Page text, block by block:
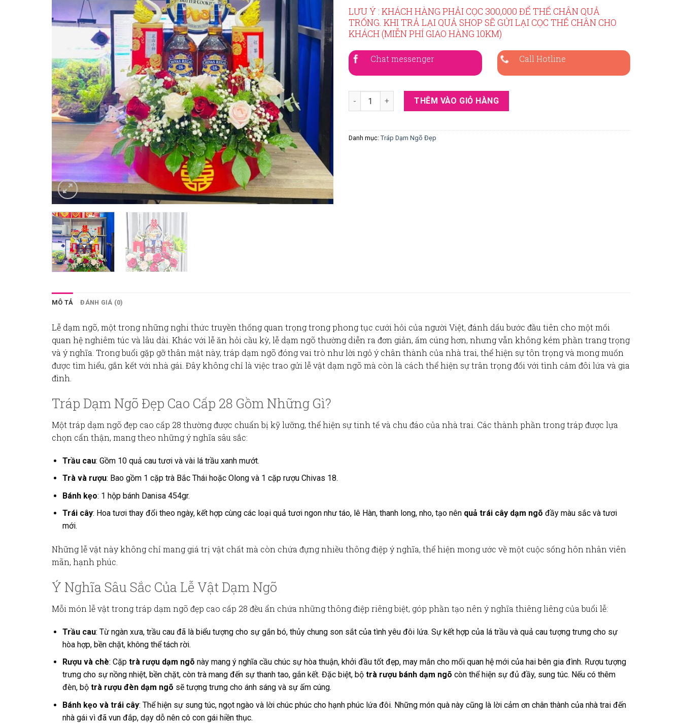
LƯU Ý : KHÁCH HÀNG PHẢI CỌC 300,000 ĐỂ THẾ CHÂN QUẢ
TRỐNG. KHI TRẢ LẠI QUẢ SHOP SẼ GỬI LẠI CỌC THẾ CHÂN CHO
KHÁCH (MIỄN PHÍ GIAO HÀNG 10KM)
Chat messenger Call Hotline
Tráp Dạm Ngõ Đẹp Cao Cấp 28 số lượng
THÊM VÀO GIỎ HÀNG
Danh mục: Tráp Dạm Ngõ Đẹp
MÔ TẢ ĐÁNH GIÁ (0)
Lễ dạm ngõ, một trong những nghi thức truyền thống quan trọng trong phong tục cưới hỏi của người Việt, đánh dấu bước đầu tiên cho một mối
quan hệ nghiêm túc và lâu dài. Khác với lễ ăn hỏi cầu kỳ, lễ dạm ngõ thường diễn ra đơn giản, ấm cúng hơn, nhưng vẫn không kém phần trang trọng
và ý nghĩa. Trong buổi gặp gỡ thân mật này, tráp dạm ngõ đóng vai trò như lời ngỏ ý chân thành của nhà trai, thể hiện sự tôn trọng và mong muốn
được tìm hiểu, gắn kết với nhà gái. Đây không chỉ là việc trao gửi lễ vật dạm ngõ mà còn là cách thể hiện sự trân trọng đối với tình cảm đôi lứa và gia
đình.
Tráp Dạm Ngõ Đẹp Cao Cấp 28 Gồm Những Gì?
Một tráp dạm ngõ đẹp cao cấp 28 thường được chuẩn bị kỹ lưỡng, thể hiện sự tinh tế và chu đáo của nhà trai. Các thành phần trong tráp được lựa
chọn cẩn thận, mang theo những ý nghĩa sâu sắc:
Trầu cau: Gồm 10 quả cau tươi và vài lá trầu xanh mướt.
Trà và rượu: Bao gồm 1 cặp trà Bắc Thái hoặc Olong và 1 cặp rượu Chivas 18.
Bánh kẹo: 1 hộp bánh Danisa 454gr.
Trái cây: Hoa tươi thay đổi theo ngày, kết hợp cùng các loại quả tươi ngon như táo, lê Hàn, thanh long, nho, tạo nên quả trái cây dạm ngõ đầy màu sắc và tươi
mới.
Những lễ vật này không chỉ mang giá trị vật chất mà còn chứa đựng nhiều thông điệp ý nghĩa, thể hiện mong ước về một cuộc sống hôn nhân viên
mãn, hạnh phúc.
Ý Nghĩa Sâu Sắc Của Lễ Vật Dạm Ngõ
Mỗi món lễ vật trongtráp dạm ngõ đẹp cao cấp 28 đều ẩn chứa những thông điệp riêng biệt, góp phần tạo nên ý nghĩa thiêng liêng của buổi lễ:
Trầu cau: Từ ngàn xưa, trầu cau đã là biểu tượng cho sự gắn bó, thủy chung son sắt của tình yêu đôi lứa. Sự kết hợp của lá trầu và quả cau tượng trưng cho sự
hòa hợp, bền chặt, không thể tách rời.
Rượu và chè: Cặp trà rượu dạm ngõ này mang ý nghĩa cầu chúc sự hòa thuận, khởi đầu tốt đẹp, may mắn cho mối quan hệ mới của hai bên gia đình. Rượu tượng
trưng cho sự nồng nhiệt, bền chặt, còn trà mang đến sự thanh tao, gắn kết. Đặc biệt, bộ trà rượu bánh dạm ngõ còn thể hiện sự đủ đầy, sung túc. Nếu có thêm
đèn, bộ trà rượu đèn dạm ngõ sẽ tượng trưng cho ánh sáng và sự ấm cúng.
Bánh kẹo và trái cây: Thể hiện sự sung túc, ngọt ngào và lời chúc phúc cho hạnh phúc lứa đôi. Những món quà này cũng là lời cảm ơn chân thành của nhà trai đến
nhà gái vì đã vun đắp, dạy dỗ nên cô con gái hiền thục.